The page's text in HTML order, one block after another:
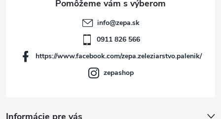
Informácie pre vás
info@zepa.sk
0911 826 566
https://www.facebook.com/zepa.zeleziarstvo.palenik/
zepashop